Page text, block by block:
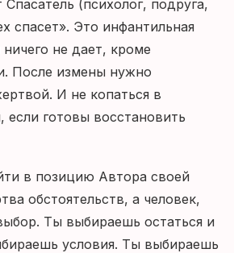
(психолог, подруга,
спасет». Это инфантильная
не дает, кроме
После измены нужно
И не копаться в
если готовы восстановить
в позицию Автора своей
обстоятельств, а человек,
Ты выбираешь остаться и
условия. Ты выбираешь